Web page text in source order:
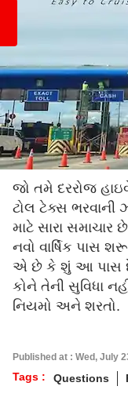
જો તમે દરરોજ
ટોલ ટેક્સ ભરવાની
માટે સારા સમાચાર
નવો વાર્ષિક પાસ
એ છે કે શું આ પાસ
કોને તેની સુવિધા
નિયમો અને શરતો.
Published at : Wed, July
Tags : Questions